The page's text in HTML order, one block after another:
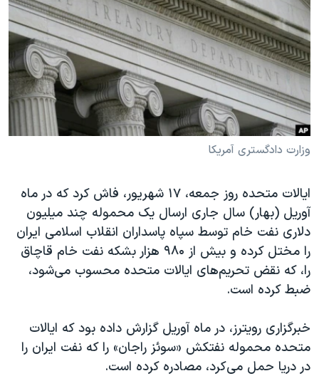
فرهنگ و زندگی
حقوق شهروندی
اقتصادی
علم و فناوری
اسرائیل در جنگ
گالری عکس
مستندها
انتخابات ریاست جمهوری آمریکا ۲۰۲۴
حمله جمهوری اسلامی به اسرائیل
رمز مهسا
ورزش زنان در ایران
اعتراضات زن، زندگی، آزادی
تریبونال مردمی آبان ۹۸
دادگاه حمید نوری
چهل سال گروگان‌گیری
قانون شفافیت دارائی کادر رهبری ایران
اعتراضات مردمی آبان ۹۸
اسرائیل در جنگ
نرگس محمدی برنده جایزه نوبل صلح
همایش محافظه‌کاران آمریکا «سی‌پک»
دنبال کنید
زبانهای مختلف
وزارت دادگستری آمریکا
ایالات متحده روز جمعه، ۱۷ شهریور، فاش کرد که در ماه
آوریل (بهار) سال جاری ارسال یک محموله چند میلیون
دلاری نفت خام توسط سپاه پاسداران انقلاب اسلامی ایران
را مختل کرده و بیش از ۹۸۰ هزار بشکه نفت خام قاچاق
را، که نقض تحریم‌های ایالات متحده محسوب می‌شود،
ضبط کرده است.
خبرگزاری رویترز، در ماه آوریل گزارش داده بود که ایالات
متحده محموله نفتکش «سوئز راجان» را که نفت ایران را
در دریا حمل می‌کرد، مصادره کرده است.